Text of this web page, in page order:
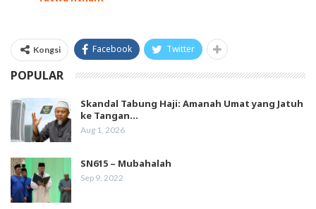
Kongsi Facebook Twitter
POPULAR
Skandal Tabung Haji: Amanah Umat yang Jatuh
ke Tangan…
Aug 1, 2026
SN615 – Mubahalah
Sep 9, 2022